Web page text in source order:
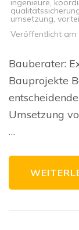
umsetzung
Veröffentlicht am
Bauberater:
Bauprojekte
Umsetzung
…